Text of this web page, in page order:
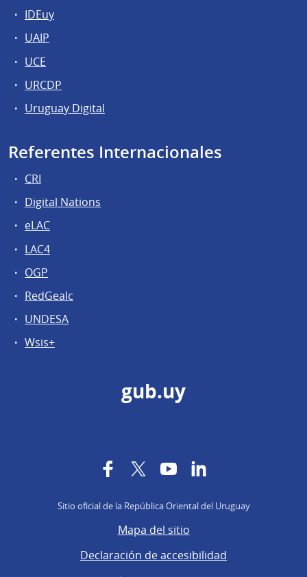
IDEuy
UAIP
UCE
URCDP
Uruguay Digital
Referentes Internacionales
CRI
Digital Nations
eLAC
LAC4
OGP
RedGealc
UNDESA
Wsis+
gub.uy
FacebookTwitterYouTube
Sitio oficial de la República Oriental del Uruguay
Mapa del sitio
Declaración de accesibilidad